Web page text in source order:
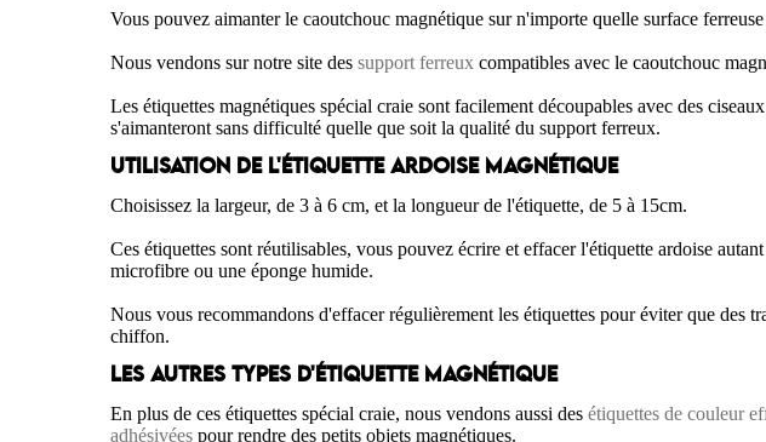
Vous pouvez aimanter le caoutchouc magnétique sur n'importe quelle surface
Nous vendons sur notre site dessupport ferreux compatibles avec le caoutchouc
Les étiquettes magnétiques spécial craie sont facilement découpables avec des
s'aimanteront sans difficulté quelle que soit la qualité du support ferreux.
UTILISATION DE L'ÉTIQUETTE ARDOISE MAGNÉTIQUE
Choisissez la largeur, de 3 à 6 cm, et la longueur de l'étiquette, de 5 à 15cm.
Ces étiquettes sont réutilisables, vous pouvez écrire et effacer l'étiquette ardoise
microfibre ou une éponge humide.
Nous vous recommandons d'effacer régulièrement les étiquettes pour éviter que des
chiffon.
LES AUTRES TYPES D'ÉTIQUETTE MAGNÉTIQUE
En plus de ces étiquettes spécial craie, nous vendons aussi desétiquettes de couleur
adhésivées pour rendre des petits objets magnétiques.